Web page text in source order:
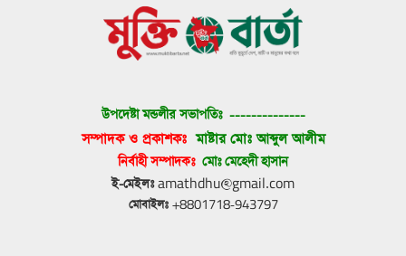
উপদেষ্টা মন্ডলীর সভাপতিঃ --------------
সম্পাদক ও প্রকাশকঃ মাষ্টার মোঃ আব্দুল আলীম
নির্বাহী সম্পাদকঃ মোঃ মেহেদী হাসান
ই-মেইলঃ amathdhu@gmail.com
মোবাইলঃ +8801718-943797